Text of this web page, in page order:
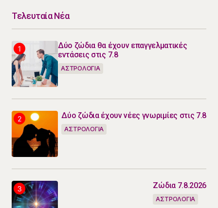
Τελευταία Νέα
Δύο ζώδια θα έχουν επαγγελματικές
εντάσεις στις 7.8
ΑΣΤΡΟΛΟΓΙΑ
Δύο ζώδια έχουν νέες γνωριμίες στις 7.8
ΑΣΤΡΟΛΟΓΙΑ
Ζώδια 7.8.2026
ΑΣΤΡΟΛΟΓΙΑ